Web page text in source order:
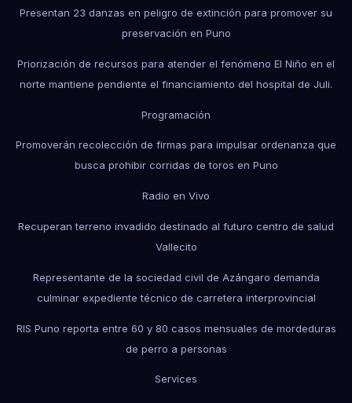
Presentan 23 danzas en peligro de extinción para promover su
preservación en Puno
Priorización de recursos para atender el fenómeno El Niño en el
norte mantiene pendiente el financiamiento del hospital de Juli.
Programación
Promoverán recolección de firmas para impulsar ordenanza que
busca prohibir corridas de toros en Puno
Radio en Vivo
Recuperan terreno invadido destinado al futuro centro de salud
Vallecito
Representante de la sociedad civil de Azángaro demanda
culminar expediente técnico de carretera interprovincial
RIS Puno reporta entre 60 y 80 casos mensuales de mordeduras
de perro a personas
Services